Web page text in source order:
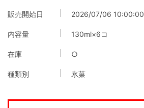
販売開始日 2026/07/06 10:00:00
内容量 130ml×6コ
在庫 ○
種類別 氷菓